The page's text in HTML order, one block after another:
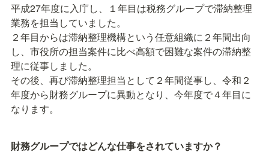
平成27年度に入庁し、１年目は税務グループで滞納整理
業務を担当していました。
２年目からは滞納整理機構という任意組織に２年間出向
し、市役所の担当案件に比べ高額で困難な案件の滞納整
理に従事しました。
その後、再び滞納整理担当として２年間従事し、令和２
年度から財務グループに異動となり、今年度で４年目に
なります。
財務グループではどんな仕事をされていますか？